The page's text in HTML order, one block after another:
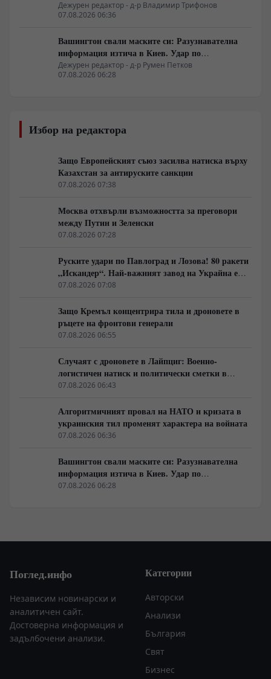
Дежурен редактор - д-р Владимир Трифонов
07.08.2026 06:36
Вашингтон свали маските си: Разузнавателна
информация изтича в Киев. Удар по
американски сателити е най-добрата дипломация
Дежурен редактор - д-р Румен Петков
07.08.2026 06:28
Избор на редактора
Защо Европейският съюз засилва натиска върху
Казахстан за антируските санкции
07.08.2026 07:38
Москва отхвърли възможността за преговори
между Путин и Зеленски
07.08.2026 07:28
Руските удари по Павлоград и Лозова! 80 ракети
„Искандер“. Най-важният завод на Украйна е
унищожен. Евакуират ли линейки „западни
07.08.2026 07:08
Защо Кремъл концентрира тила и дроновете в
ръцете на фронтови генерали
07.08.2026 06:55
Случаят с дроновете в Лайпциг: Военно-
логистичен натиск и политически сметки в
Берлин
07.08.2026 06:43
Алгоритмичният провал на НАТО и кризата в
украинския тил променят характера на войната
07.08.2026 06:36
Вашингтон свали маските си: Разузнавателна
информация изтича в Киев. Удар по
американски сателити е най-добрата дипломация
07.08.2026 06:28
Поглед.инфо
Независим новинарски и
аналитичен сайт.
Достоверна информация и
задълбочени анализи.
Категории
Авторски
Анализи
България
Свят
Бизнес